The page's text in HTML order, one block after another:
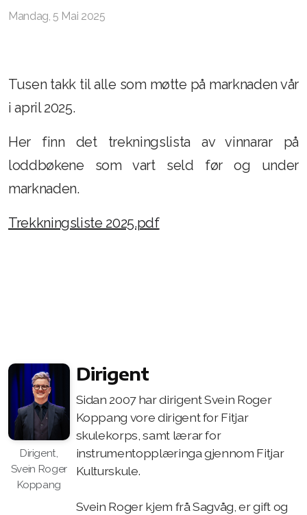
Mandag, 5 Mai 2025
Tusen takk til alle som møtte på marknaden vår
i april 2025.
Her finn det trekningslista av vinnarar på
loddbøkene som vart seld før og under
marknaden.
Trekkningsliste 2025.pdf
Dirigent,
Svein Roger
Koppang
Dirigent
Sidan 2007 har dirigent Svein Roger
Koppang vore dirigent for Fitjar
skulekorps, samt lærar for
instrumentopplæringa gjennom Fitjar
Kulturskule.
Svein Roger kjem frå Sagvåg, er gift og